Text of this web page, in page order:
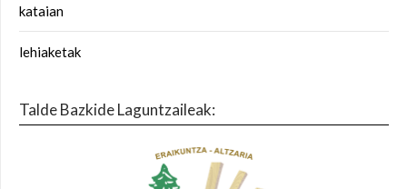
kataian
lehiaketak
Talde Bazkide Laguntzaileak: